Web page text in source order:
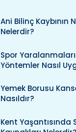
Ani Bilinç Kaybının
Nelerdir?
Spor
Yöntemler Nasıl
Yemek Borusu
Nasıldır?
Kent Yaşantısında